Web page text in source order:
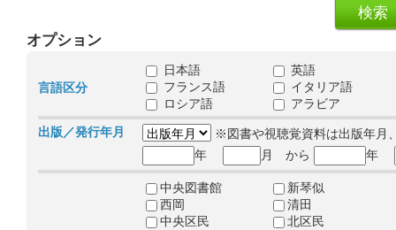
オプション
言語区分
日本語
英語
フランス語
イタリア語
ロシア語
アラビア
出版／発行年月
※図書や視聴覚資料は出版年月
年
月 から 年
中央図書館
新琴似
西岡
清田
中央区民
北区民